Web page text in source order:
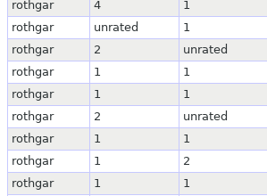
rothgar 4 1
rothgar
unrated 1
rothgar
2 unrated
rothgar
1 1
rothgar
1 1
rothgar
2 unrated
rothgar
1 1
rothgar
1 2
rothgar
1 1